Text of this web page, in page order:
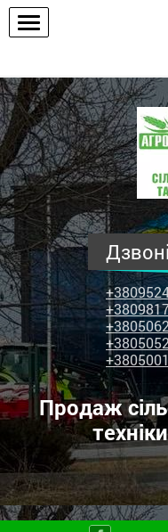
ПП
"Агродім-
центр"
-
продаж
техніки
та
запчастин
Продаж